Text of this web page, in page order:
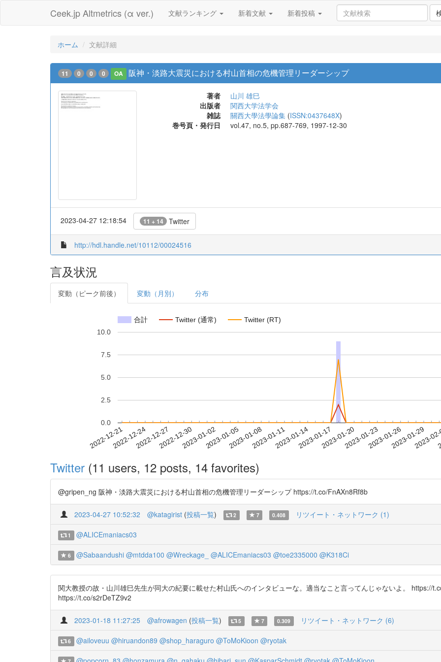
Ceek.jp Altmetrics (α ver.) 文献ランキング 新着文献 新着投稿
ホーム 文献詳細
11 0 0 0 OA 阪神・淡路大震災における村山首相の危機管理リーダーシップ
著者
山川 雄巳
出版者
関西大学法学会
雑誌
關西大學法學論集 (ISSN:0437648X)
巻号頁・発行日
vol.47, no.5, pp.687-769, 1997-12-30
2023-04-27 12:18:54 11 + 14 Twitter
http://hdl.handle.net/10112/00024516
言及状況
変動（ピーク前後） 変動（月別） 分布
合計 Twitter (通常) Twitter (RT)
2022-12-212022-12-242022-12-272022-12-302023-01-022023-01-052023-01-082023-01-112023-01-142023-01-172023-01-202023-01-232023-01-262023-01-29
2023-
0.0
2.5
5.0
7.5
10.0
Twitter (11 users, 12 posts, 14 favorites)
@gripen_ng 阪神・淡路大震災における村山首相の危機管理リーダーシップ https://t.co/FnAXn8Rf8b
2023-04-27 10:52:32 @katagirist (投稿一覧) 2 7 0.408 リツイート・ネットワーク (1)
1 @ALICEmaniacs03
6 @Sabaandushi @mtdda100 @Wreckage_ @ALICEmaniacs03 @toe2335000 @K318Ci
関大教授の故・山川雄巳先生が同大の紀要に載せた村山氏へのインタビューな。適当なこと言ってんじゃないよ。 https://
https://t.co/s2rDeTZ9v2
2023-01-18 11:27:25 @afrowagen (投稿一覧) 5 7 0.309 リツイート・ネットワーク (6)
6 @ailoveuu @hiruandon89 @shop_haraguro @ToMoKioon @ryotak